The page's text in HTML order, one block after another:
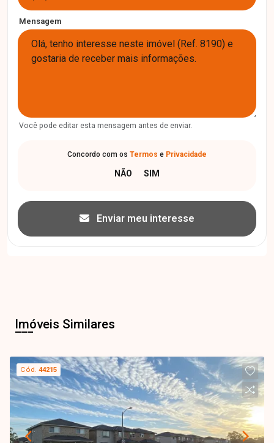
Mensagem
Você pode editar esta mensagem antes de enviar.
Concordo com os Termos e Privacidade
Enviar meu interesse
Imóveis Similares
Cód.44215